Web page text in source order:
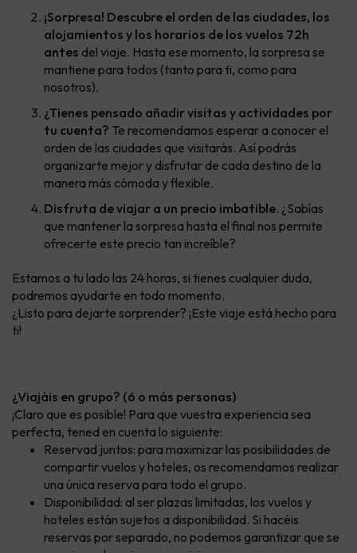
¡Sorpresa! Descubre el orden de las ciudades, los
alojamientos y los horarios de los vuelos 72h
antes del viaje. Hasta ese momento, la sorpresa se
mantiene para todos (tanto para ti, como para
nosotros).
¿Tienes pensado añadir visitas y actividades por
tu cuenta? Te recomendamos esperar a conocer el
orden de las ciudades que visitarás. Así podrás
organizarte mejor y disfrutar de cada destino de la
manera más cómoda y flexible.
Disfruta de viajar a un precio imbatible. ¿Sabías
que mantener la sorpresa hasta el final nos permite
ofrecerte este precio tan increíble?
Estamos a tu lado las 24 horas, si tienes cualquier duda,
podremos ayudarte en todo momento.
¿Listo para dejarte sorprender? ¡Este viaje está hecho para
ti!
¿Viajáis en grupo? (6 o más personas)
¡Claro que es posible! Para que vuestra experiencia sea
perfecta, tened en cuenta lo siguiente:
Reservad juntos: para maximizar las posibilidades de
compartir vuelos y hoteles, os recomendamos realizar
una única reserva para todo el grupo.
Disponibilidad: al ser plazas limitadas, los vuelos y
hoteles están sujetos a disponibilidad. Si hacéis
reservas por separado, no podemos garantizar que se